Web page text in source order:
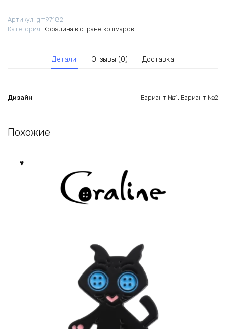
кошмаров
Артикул: gm97182
Категория: Коралина в стране кошмаров
Детали Отзывы (0) Доставка
Дизайн Вариант №1, Вариант №2
Похожие